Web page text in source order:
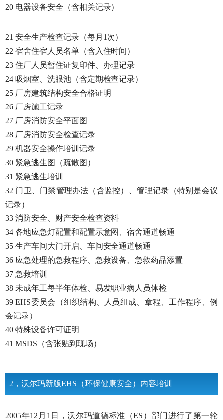
20 电器设备安全（含相关记录）
21 安全生产检查记录（每月1次）
22 宿舍住宿人员名单（含入住时间）
23 住厂人员暂住证复印件、办理记录
24 吸烟室、洗眼池（含定期检查记录）
25 厂房建筑结构安全合格证明
26 厂房施工记录
27 厂房消防安全平面图
28 厂房消防安全检查记录
29 机器安全操作培训记录
30 紧急逃生图（疏散图）
31 紧急逃生培训
32 门卫、门禁管理办法（含监控）、管理记录（特别是会议
记录）
33 消防安全、财产安全检查资料
34 各地应急灯配置和配置示意图、宿舍通道畅通
35 生产车间大门开启、车间安全通道畅通
36 应急处理的急救程序、急救设备、急救药品添置
37 急救培训
38 未成年工每半年体检、易发职业病人员体检
39 EHS委员会（组织结构、人员组成、章程、工作程序、例
会记录）
40 特殊设备许可证明
41 MSDS（含张贴到现场）
2，沃尔玛新版EHS（环保健康安全）内容培训
2005年12月1日，沃尔玛道德标准（ES）部门进行了第一轮